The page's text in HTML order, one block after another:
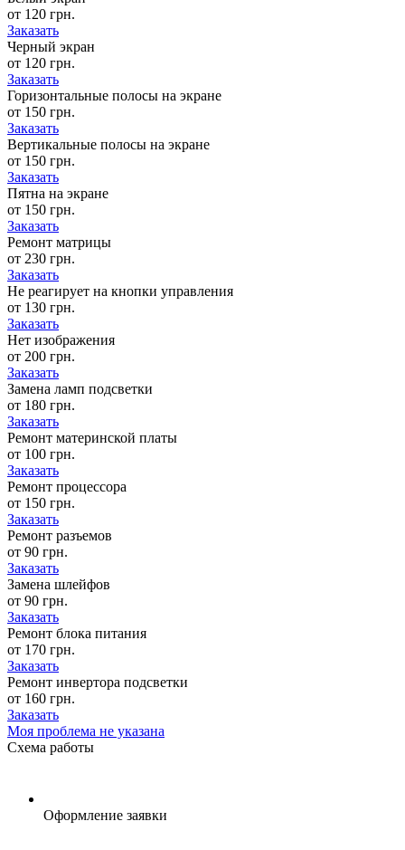
от 120 грн.
Заказать
Черный экран
от 120 грн.
Заказать
Горизонтальные полосы на экране
от 150 грн.
Заказать
Вертикальные полосы на экране
от 150 грн.
Заказать
Пятна на экране
от 150 грн.
Заказать
Ремонт матрицы
от 230 грн.
Заказать
Не реагирует на кнопки управления
от 130 грн.
Заказать
Нет изображения
от 200 грн.
Заказать
Замена ламп подсветки
от 180 грн.
Заказать
Ремонт материнской платы
от 100 грн.
Заказать
Ремонт процессора
от 150 грн.
Заказать
Ремонт разъемов
от 90 грн.
Заказать
Замена шлейфов
от 90 грн.
Заказать
Ремонт блока питания
от 170 грн.
Заказать
Ремонт инвертора подсветки
от 160 грн.
Заказать
Моя проблема не указана
Схема работы
Оформление заявки